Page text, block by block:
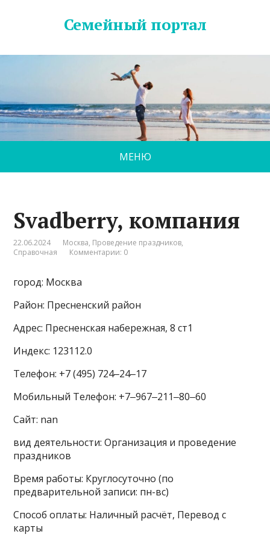
Семейный портал
МЕНЮ
Svadberry, компания
22.06.2024 Москва, Проведение праздников,
Справочная
Комментарии: 0
город: Москва
Район: Пресненский район
Адрес: Пресненская набережная, 8 ст1
Индекс: 123112.0
Телефон: +7 (495) 724‒24‒17
Мобильный Телефон: +7‒967‒211‒80‒60
Сайт: nan
вид деятельности: Организация и проведение
праздников
Время работы: Круглосуточно (по
предварительной записи: пн-вс)
Способ оплаты: Наличный расчёт, Перевод с
карты